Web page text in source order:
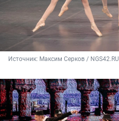
Источник: Максим Серков / NGS42.RU